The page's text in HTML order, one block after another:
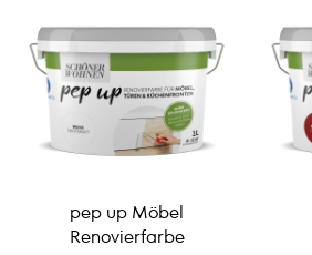
pep up Möbel
Renovierfarbe